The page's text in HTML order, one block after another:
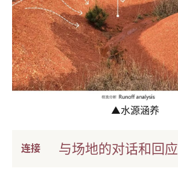
▲水源涵养
连接 与场地的对话和回应